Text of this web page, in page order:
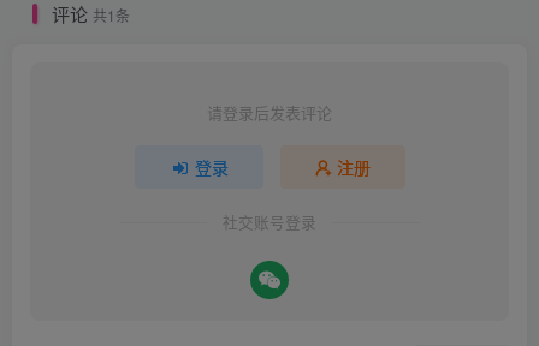
评论 共1条
请登录后发表评论
登录 注册
社交账号登录